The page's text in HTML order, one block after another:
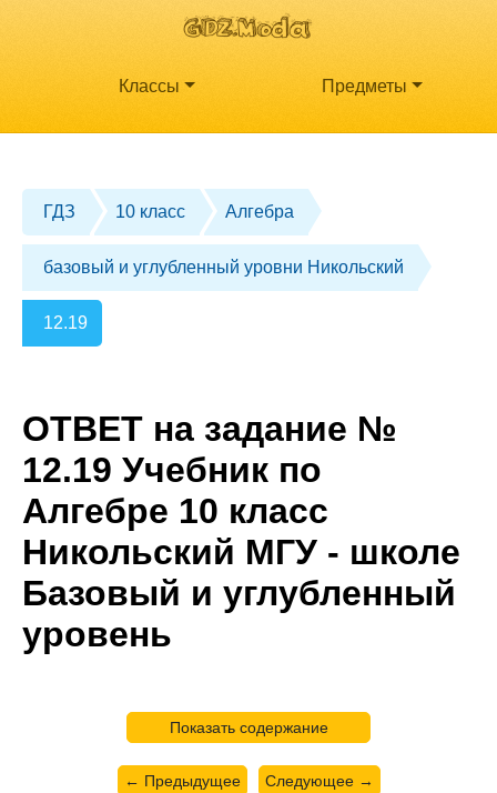
Классы Предметы
ГДЗ 10 класс Алгебра
базовый и углубленный уровни Никольский
12.19
ОТВЕТ на задание №
12.19 Учебник по
Алгебре 10 класс
Никольский МГУ - школе
Базовый и углубленный
уровень
Показать содержание
← Предыдущее Следующее →